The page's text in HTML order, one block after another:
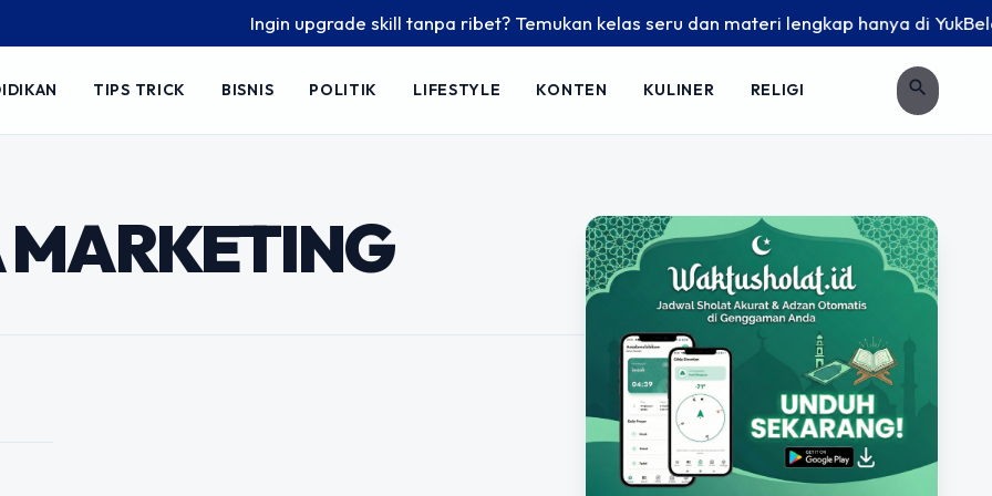
Ingin upgrade skill tanpa ribet? Temukan kelas seru dan materi lengkap hanya di
TIPS TRICK BISNIS POLITIK LIFESTYLE KONTEN KULINER RELIGI search
Rahasia
dan Penjualan
berkualitas saja tidak cukup